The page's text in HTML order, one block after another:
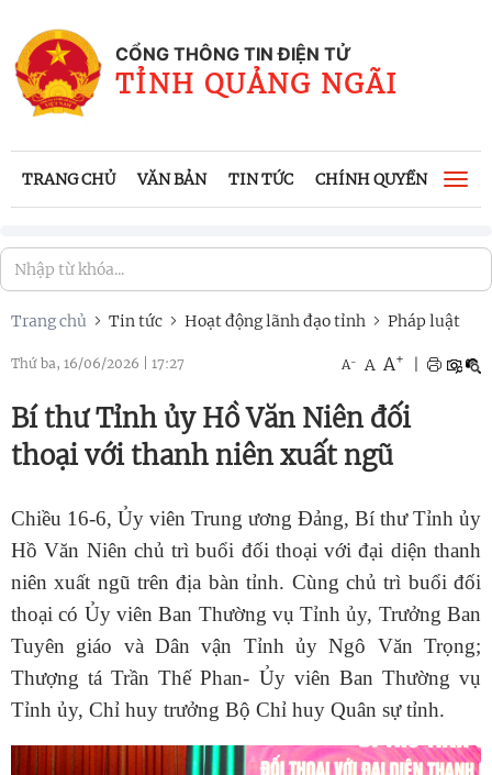
CỔNG THÔNG TIN ĐIỆN TỬ
TỈNH QUẢNG NGÃI
TRANG CHỦ VĂN BẢN TIN TỨC CHÍNH QUYỀN
Trang chủ Tin tức Hoạt động lãnh đạo tỉnh Pháp luật
Thứ ba, 16/06/2026 17:27 A- A A+
Bí thư Tỉnh ủy Hồ Văn Niên đối
thoại với thanh niên xuất ngũ
Chiều 16-6, Ủy viên Trung ương Đảng, Bí thư Tỉnh ủy
Hồ Văn Niên chủ trì buổi đối thoại với đại diện thanh
niên xuất ngũ trên địa bàn tỉnh. Cùng chủ trì buổi đối
thoại có Ủy viên Ban Thường vụ Tỉnh ủy, Trưởng Ban
Tuyên giáo và Dân vận Tỉnh ủy Ngô Văn Trọng;
Thượng tá Trần Thế Phan- Ủy viên Ban Thường vụ
Tỉnh ủy, Chỉ huy trưởng Bộ Chỉ huy Quân sự tỉnh.